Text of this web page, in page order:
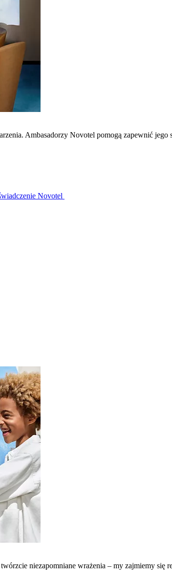
Ambasadorzy Novotel pomogą zapewnić jego
Novotel
niezapomniane wrażenia – my zajmiemy się